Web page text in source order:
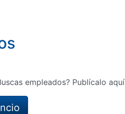
empleados? Publícalo aquí